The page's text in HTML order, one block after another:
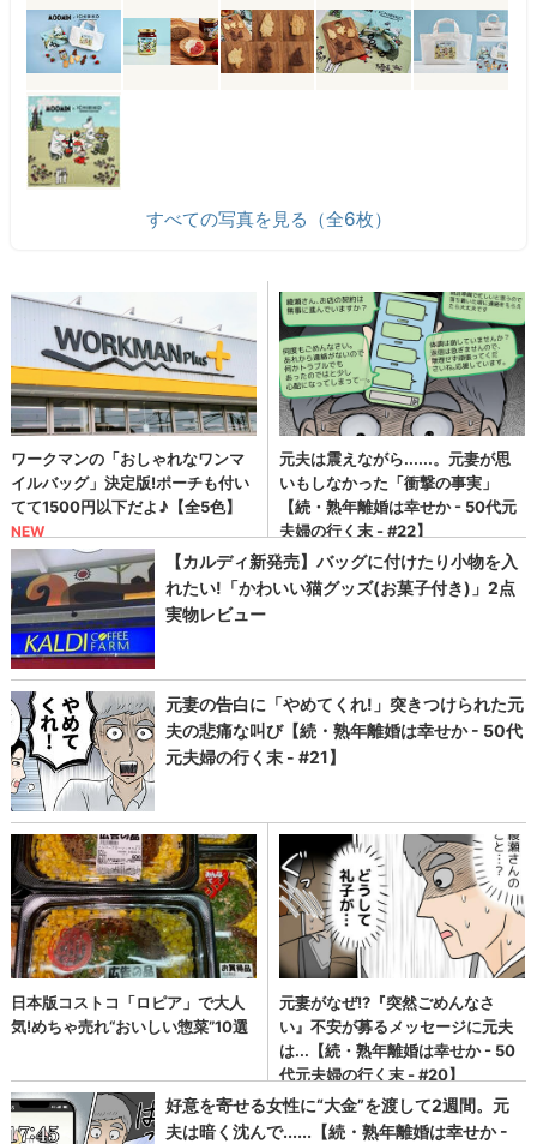
すべての写真を見る（全6枚）